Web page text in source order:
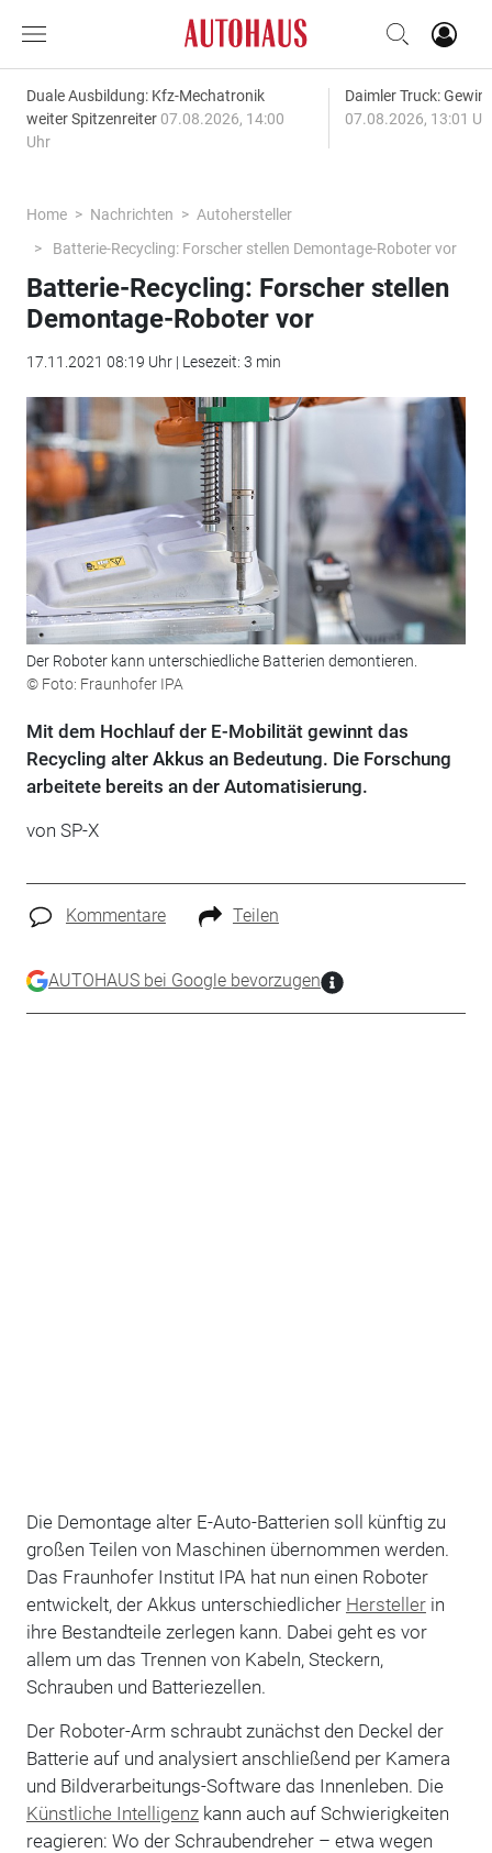
Duale Ausbildung: Kfz-Mechatronik
weiter Spitzenreiter 07.08.2026, 14:00
Uhr
Daimler Truck:
07.08.2026, 13:01
Home Nachrichten
Autohersteller
Batterie-Recycling: Forscher stellen Demontage-Roboter vor
Batterie-Recycling: Forscher stellen
Demontage-Roboter vor
17.11.2021 08:19 Uhr | Lesezeit: 3 min
Der Roboter kann unterschiedliche Batterien demontieren.
© Foto: Fraunhofer IPA
Mit dem Hochlauf der E-Mobilität gewinnt das
Recycling alter Akkus an Bedeutung. Die Forschung
arbeitete bereits an der Automatisierung.
von SP-X
Kommentare Teilen
AUTOHAUS bei Google bevorzugen
Die Demontage alter E-Auto-Batterien soll künftig zu
großen Teilen von Maschinen übernommen werden.
Das Fraunhofer Institut IPA hat nun einen Roboter
entwickelt, der Akkus unterschiedlicher Herstellerin
ihre Bestandteile zerlegen kann. Dabei geht es vor
allem um das Trennen von Kabeln, Steckern,
Schrauben und Batteriezellen.
Der Roboter-Arm schraubt zunächst den Deckel der
Batterie auf und analysiert anschließend per Kamera
und Bildverarbeitungs-Software das Innenleben. Die
Künstliche Intelligenzkann auch auf Schwierigkeiten
reagieren: Wo der Schraubendreher – etwa wegen